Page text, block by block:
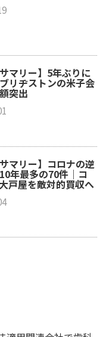
サマリー】5年ぶりに
リヂストンの米子会
突出
サマリー】コロナの逆
年最多の70件｜コ
戸屋を敵対的買収へ